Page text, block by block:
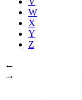
W
X
Y
Z
←
→